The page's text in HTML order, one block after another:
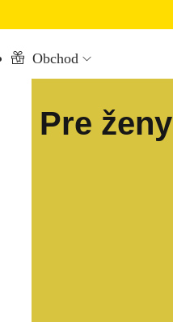
Obchod
Pre ženy